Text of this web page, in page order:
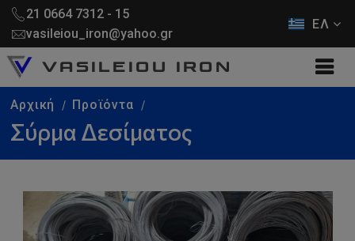
21 0664 7312 - 15
vasileiou_iron@yahoo.gr
ΕΛ
V A S I L E I O U I R O N
Αρχική Προϊόντα
Σύρμα Δεσίματος